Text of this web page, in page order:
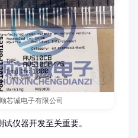
芯诚电子有限公司
仪器开发至关重要。